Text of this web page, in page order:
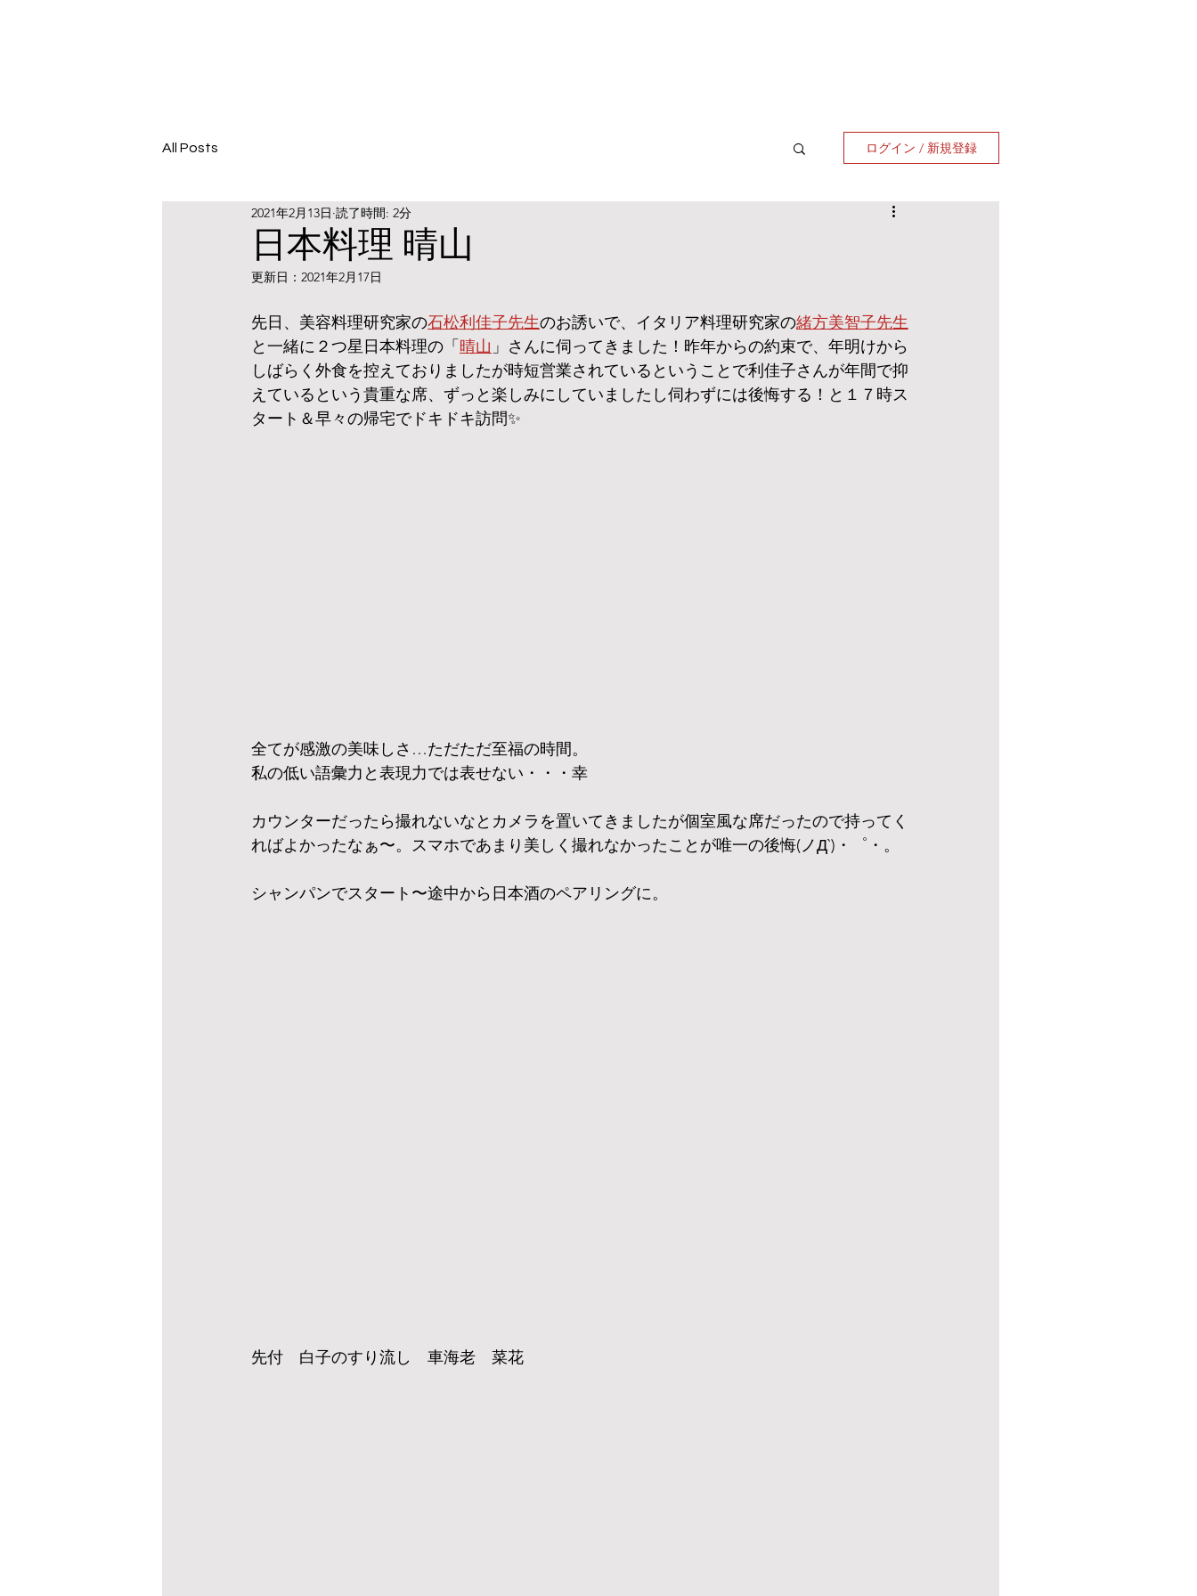
All Posts ログイン / 新規登録
日本料理 晴山
2021年2月13日 読了時間: 2分
更新日： 2021年2月17日
先日、美容料理研究家の石松利佳子先生のお誘いで、イタリア料理研究家の緒方美智子先生
と一緒に２つ星日本料理の「 晴山 」さんに伺ってきました！昨年からの約束で、年明けから
しばらく外食を控えておりましたが時短営業されているということで利佳子さんが年間で抑
えているという貴重な席、ずっと楽しみにしていましたし伺わずには後悔する！と１７時ス
タート＆早々の帰宅でドキドキ訪問✨
全てが感激の美味しさ…ただただ至福の時間。
私の低い語彙力と表現力では表せない・・・幸
カウンターだったら撮れないなとカメラを置いてきましたが個室風な席だったので持ってく
ればよかったなぁ〜。スマホであまり美しく撮れなかったことが唯一の後悔(ノД`)・゜・。
シャンパンでスタート〜途中から日本酒のペアリングに。
先付　白子のすり流し　車海老　菜花